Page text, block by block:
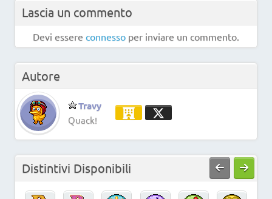
Lascia un commento
Devi essere connesso per inviare un commento.
Autore
Travy
Quack!
Distintivi Disponibili